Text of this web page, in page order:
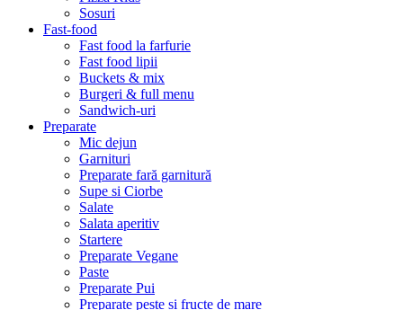
Sosuri
Fast-food
Fast food la farfurie
Fast food lipii
Buckets & mix
Burgeri & full menu
Sandwich-uri
Preparate
Mic dejun
Garnituri
Preparate fară garnitură
Supe si Ciorbe
Salate
Salata aperitiv
Startere
Preparate Vegane
Paste
Preparate Pui
Preparate peste si fructe de mare